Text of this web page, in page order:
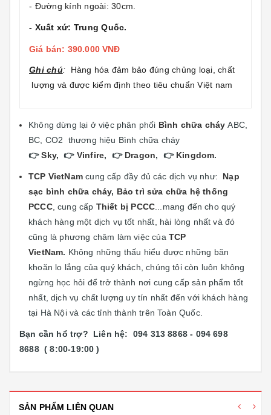
- Đường kính ngoài: 30cm.
- Xuất xứ: Trung Quốc.
Giá bán: 390.000 VNĐ
Ghi chú: Hàng hóa đảm bảo đúng chủng loại, chất
lượng và được kiểm định theo tiêu chuẩn Việt nam
Không dừng lại ở việc phân phối Bình chữa cháy ABC,
BC, CO2 thương hiệu Bình chữa cháy
👉Sky, 👉 Vinfire, 👉 Dragon, 👉 Kingdom.
TCP VietNam cung cấp đầy đủ các dịch vụ như: Nạp
sạc bình chữa cháy, Bảo trì sửa chữa hệ thống
PCCC, cung cấp Thiết bị PCCC ...mang đến cho quý
khách hàng một dịch vụ tốt nhất, hài lòng nhất và đó
cũng là phương châm làm việc của TCP
VietNam. Không những thấu hiểu được những băn
khoăn lo lắng của quý khách, chúng tôi còn luôn không
ngừng học hỏi để trở thành nơi cung cấp sản phẩm tốt
nhất, dịch vụ chất lượng uy tín nhất đến với khách hàng
tại Hà Nội và các tỉnh thành trên Toàn Quốc.
Bạn cần hổ trợ? Liên hệ: 094 313 8868 - 094 698
8688 ( 8:00-19:00 )
SẢN PHẨM LIÊN QUAN